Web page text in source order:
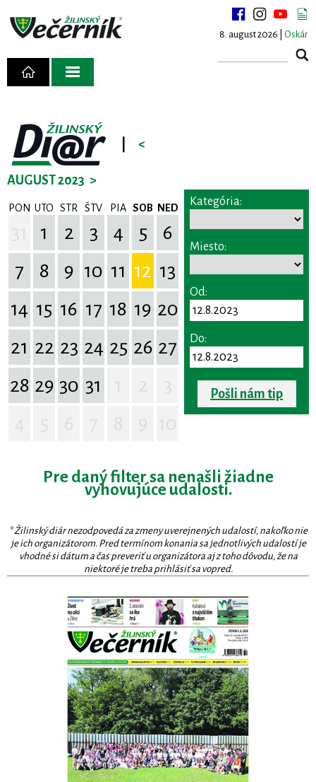
8. august 2026 | Oskár
<
AUGUST 2023 >
PON UTO STR ŠTV PIA SOB NED
1 2 3 4 5
6
7
8 9 10 11 12 13
14 15 16 17 18 19 20
21 22 23 24 25 26 27
28 29 30 31
Kategória:
Miesto:
Od:
Do:
Pošli nám tip
Pre daný filter sa nenašli žiadne
vyhovujúce udalosti.
* Žilinský diár nezodpovedá za zmeny uverejnených udalostí, nakoľko nie
je ich organizátorom. Pred termínom konania sa jednotlivých udalostí je
vhodné si dátum a čas preveriť u organizátora aj z toho dôvodu, že na
niektoré je treba prihlásiť sa vopred.